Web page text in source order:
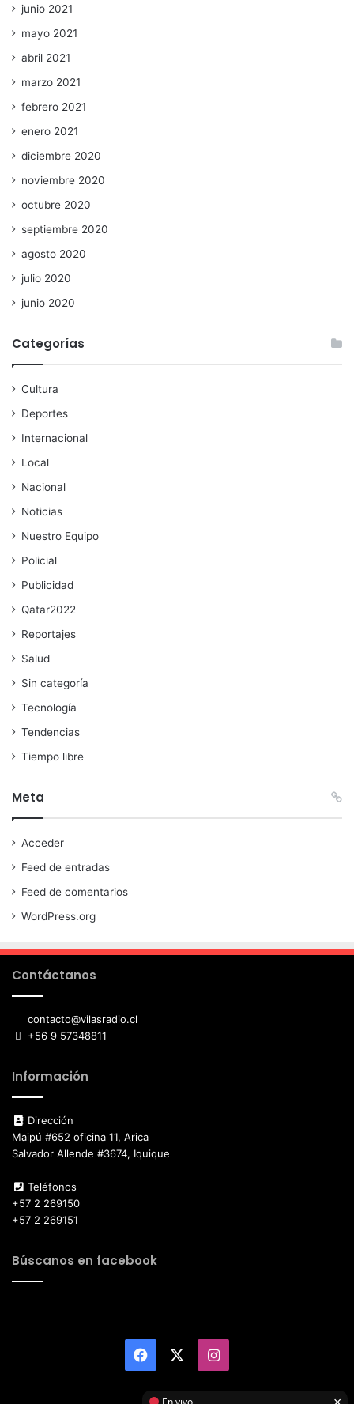
junio 2021
mayo 2021
abril 2021
marzo 2021
febrero 2021
enero 2021
diciembre 2020
noviembre 2020
octubre 2020
septiembre 2020
agosto 2020
julio 2020
junio 2020
Categorías
Cultura
Deportes
Internacional
Local
Nacional
Noticias
Nuestro Equipo
Policial
Publicidad
Qatar2022
Reportajes
Salud
Sin categoría
Tecnología
Tendencias
Tiempo libre
Meta
Acceder
Feed de entradas
Feed de comentarios
WordPress.org
Contáctanos
contacto@vilasradio.cl
+56 9 57348811
Información
Dirección
Maipú #652 oficina 11, Arica
Salvador Allende #3674, Iquique
Teléfonos
+57 2 269150
+57 2 269151
Búscanos en facebook
Facebook Instagram